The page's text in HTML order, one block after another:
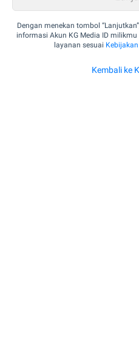
Dengan menekan tombol
informasi Akun KG Media ID
layanan sesuai
Kembali ke